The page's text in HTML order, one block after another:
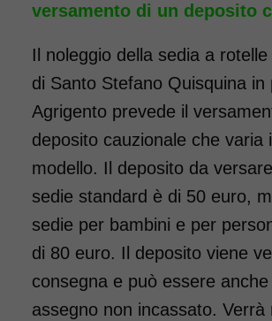
SCHEDA COMPLETA
Noleggio
pieghevole ad
- con
Seduta 55 cm -
versamento di un deposito
Il noleggio della sedia a
di Santo Stefano Quisquina in
Agrigento prevede il
deposito cauzionale che varia
modello. Il deposito da
sedie standard è di 50 euro,
sedie per bambini e per
di 80 euro. Il deposito viene
consegna e può essere anche
assegno non incassato. Verrà